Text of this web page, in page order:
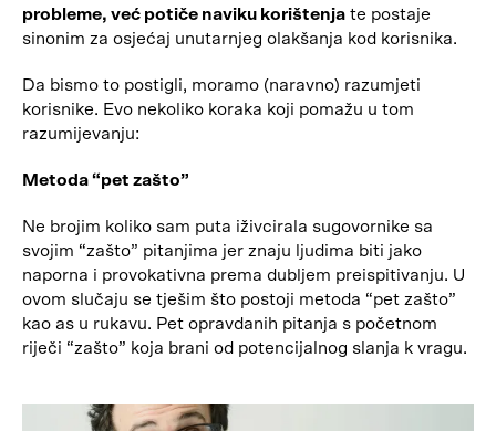
probleme, već potiče naviku korištenja te postaje
sinonim za osjećaj unutarnjeg olakšanja kod korisnika.
Da bismo to postigli, moramo (naravno) razumjeti
korisnike. Evo nekoliko koraka koji pomažu u tom
razumijevanju:
Metoda “pet zašto”
Ne brojim koliko sam puta iživcirala sugovornike sa
svojim “zašto” pitanjima jer znaju ljudima biti jako
naporna i provokativna prema dubljem preispitivanju. U
ovom slučaju se tješim što postoji metoda “pet zašto”
kao as u rukavu. Pet opravdanih pitanja s početnom
riječi “zašto” koja brani od potencijalnog slanja k vragu.